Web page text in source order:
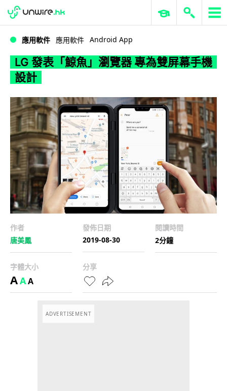
LG 發表「鯨魚」瀏覽器 專為雙屏幕手機設計
WWDC 2026 ERP 與商業 AI
應用軟件 應用軟件 Android App
LG 發表「鯨魚」瀏覽器 專為雙屏幕手機
設計
作者
唐美鳳
發佈日期
2019-08-30
閱讀時間
2分鐘
字體大小
AAA
分享
ADVERTISEMENT